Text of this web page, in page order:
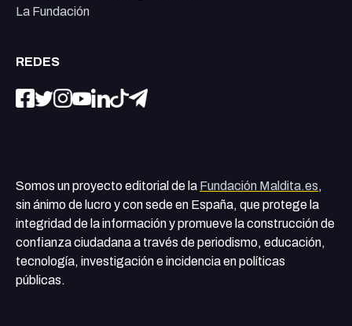
La Fundación
REDES
Somos un proyecto editorial de la Fundación Maldita.es,
sin ánimo de lucro y con sede en España, que protege la
integridad de la información y promueve la construcción de
confianza ciudadana a través de periodismo, educación,
tecnología, investigación e incidencia en políticas
públicas.